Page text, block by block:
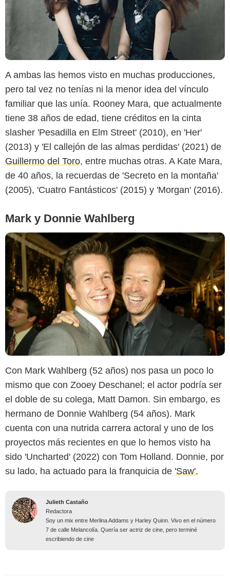
A ambas las hemos visto en muchas producciones,
pero tal vez no tenías ni la menor idea del vínculo
familiar que las unía. Rooney Mara, que actualmente
tiene 38 años de edad, tiene créditos en la cinta
slasher 'Pesadilla en Elm Street' (2010), en 'Her'
(2013) y 'El callejón de las almas perdidas' (2021) de
Guillermo del Toro, entre muchas otras. A Kate Mara,
de 40 años, la recuerdas de 'Secreto en la montaña'
(2005), 'Cuatro Fantásticos' (2015) y 'Morgan' (2016).
Mark y Donnie Wahlberg
Getty Images
Con Mark Wahlberg (52 años) nos pasa un poco lo
mismo que con Zooey Deschanel; el actor podría ser
el doble de su colega, Matt Damon. Sin embargo, es
hermano de Donnie Wahlberg (54 años). Mark
cuenta con una nutrida carrera actoral y uno de los
proyectos más recientes en que lo hemos visto ha
sido 'Uncharted' (2022) con Tom Holland. Donnie, por
su lado, ha actuado para la franquicia de 'Saw'.
Julieth Castaño
Redactora
Soy un mix entre Merlina Addams y Harley Quinn. Vivo en el número
7 de calle Melancolía. Quería ser actriz de cine, pero terminé
escribiendo de cine